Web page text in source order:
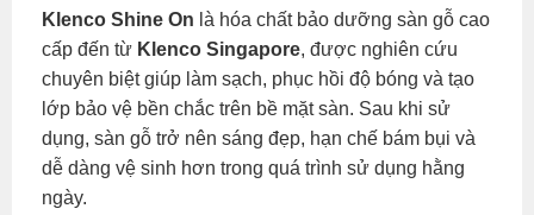
Klenco Shine On là hóa chất bảo dưỡng sàn gỗ cao
cấp đến từ Klenco Singapore, được nghiên cứu
chuyên biệt giúp làm sạch, phục hồi độ bóng và tạo
lớp bảo vệ bền chắc trên bề mặt sàn. Sau khi sử
dụng, sàn gỗ trở nên sáng đẹp, hạn chế bám bụi và
dễ dàng vệ sinh hơn trong quá trình sử dụng hằng
ngày.